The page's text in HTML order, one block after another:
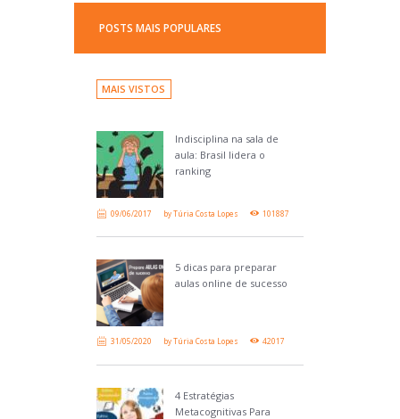
POSTS MAIS POPULARES
MAIS VISTOS
Indisciplina na sala de
aula: Brasil lidera o
ranking
09/06/2017 byTúria Costa Lopes 101887
5 dicas para preparar
aulas online de sucesso
31/05/2020 byTúria Costa Lopes 42017
4 Estratégias
Metacognitivas Para